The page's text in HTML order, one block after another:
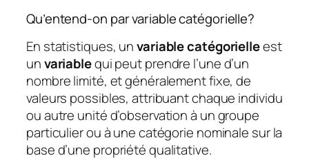
Qu’entend-on par variable catégorielle?
En statistiques, unvariable catégorielleest
unvariablequi peut prendre l’une d’un
nombre limité, et généralement fixe, de
valeurs possibles, attribuant chaque individu
ou autre unité d’observation à un groupe
particulier ou à une catégorie nominale sur la
base d’une propriété qualitative.